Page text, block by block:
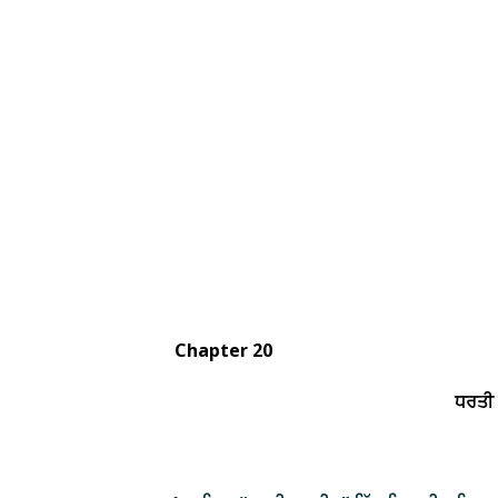
Chapter 20
ਧਰਤੀ ਦਾ